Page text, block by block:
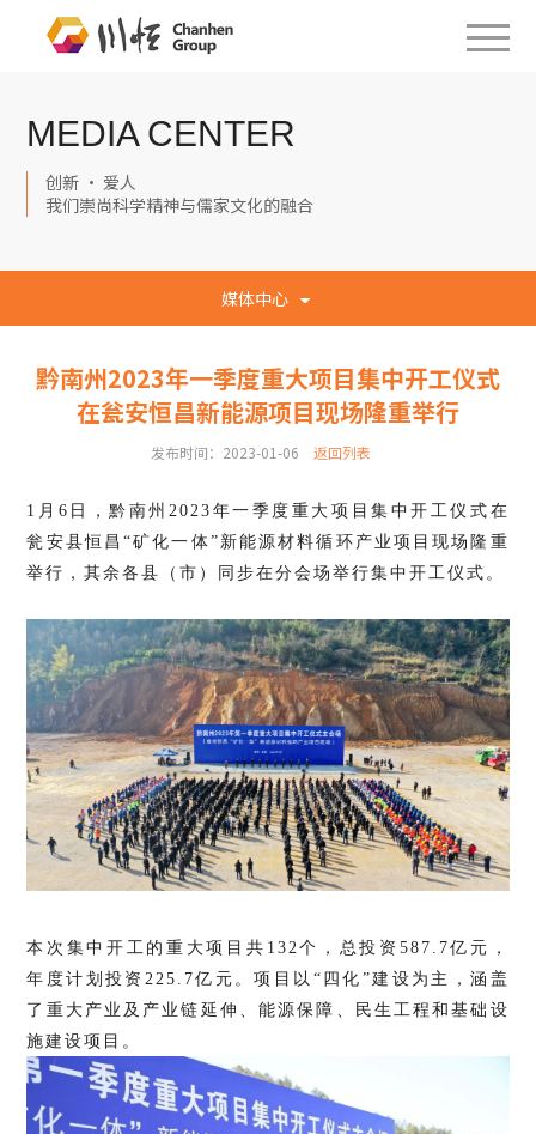
MEDIA CENTER
创新 · 爱人
我们崇尚科学精神与儒家文化的融合
媒体中心
黔南州2023年一季度重大项目集中开工仪式
在瓮安恒昌新能源项目现场隆重举行
发布时间：2023-01-06 返回列表
1月6日，黔南州2023年一季度重大项目集中开工仪式在
瓮安县恒昌“矿化一体”新能源材料循环产业项目现场隆重
举行，其余各县（市）同步在分会场举行集中开工仪式。
本次集中开工的重大项目共132个，总投资587.7亿元，
年度计划投资225.7亿元。项目以“四化”建设为主，涵盖
了重大产业及产业链延伸、能源保障、民生工程和基础设
施建设项目。